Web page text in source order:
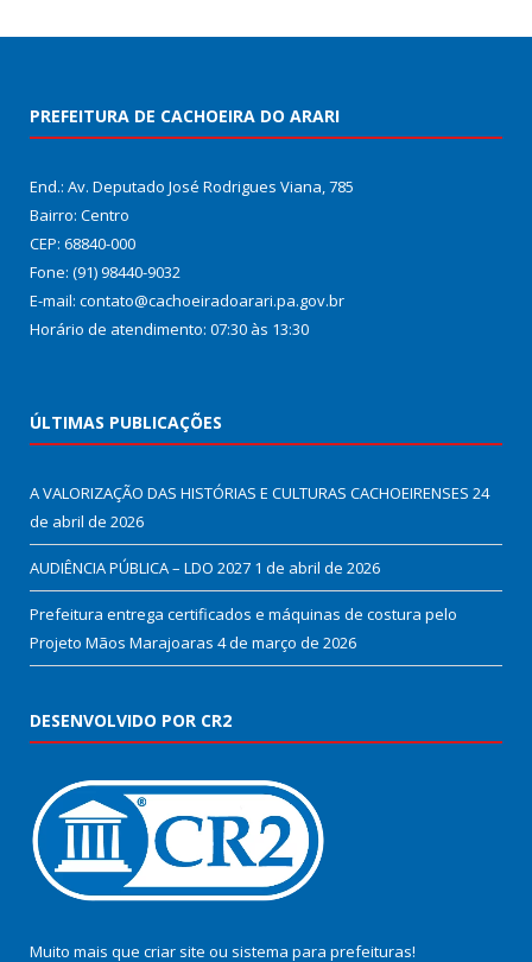
PREFEITURA DE CACHOEIRA DO ARARI
End.: Av. Deputado José Rodrigues Viana, 785
Bairro: Centro
CEP: 68840-000
Fone: (91) 98440-9032
E-mail: contato@cachoeiradoarari.pa.gov.br
Horário de atendimento: 07:30 às 13:30
ÚLTIMAS PUBLICAÇÕES
A VALORIZAÇÃO DAS HISTÓRIAS E CULTURAS CACHOEIRENSES 24
de abril de 2026
AUDIÊNCIA PÚBLICA – LDO 2027 1 de abril de 2026
Prefeitura entrega certificados e máquinas de costura pelo
Projeto Mãos Marajoaras 4 de março de 2026
DESENVOLVIDO POR CR2
Muito mais que criar site ou sistema para prefeituras!